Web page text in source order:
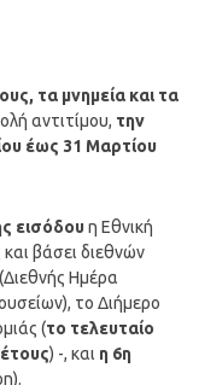
τα μνημεία και τα
αντιτίμου, την
έως 31 Μαρτίου
εισόδουη Εθνική
και βάσει διεθνών
Ημέρα
το Διήμερο
(το τελευταίο
) -, και η 6η